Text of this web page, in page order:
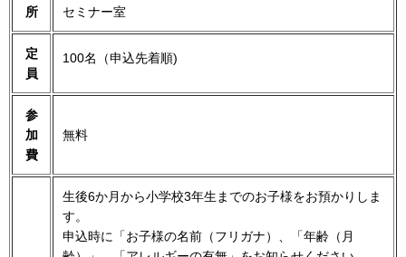
所
セミナー室
定
員
100名（申込先着順)
参
加
費
無料
生後6か月から小学校3年生までのお子様をお預かりしま
す。
申込時に「お子様の名前（フリガナ）、「年齢（月